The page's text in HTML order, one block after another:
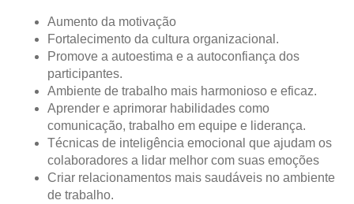
Aumento da motivação
Fortalecimento da cultura organizacional.
Promove a autoestima e a autoconfiança dos
participantes.
Ambiente de trabalho mais harmonioso e eficaz.
Aprender e aprimorar habilidades como
comunicação, trabalho em equipe e liderança.
Técnicas de inteligência emocional que ajudam os
colaboradores a lidar melhor com suas emoções
Criar relacionamentos mais saudáveis no ambiente
de trabalho.